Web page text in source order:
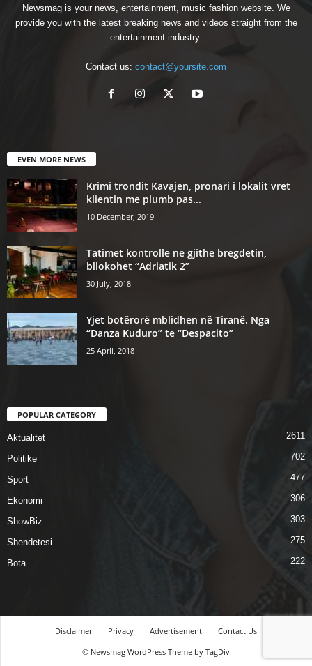
Newsmag is your news, entertainment, music fashion website. We
provide you with the latest breaking news and videos straight from the
entertainment industry.
Contact us: contact@yoursite.com
EVEN MORE NEWS
Krimi trondit Kavajen, pronari i lokalit vret
klientin me plumb pas...
10 December, 2019
Tatimet kontrolle ne gjithe bregdetin,
bllokohet “Adriatik 2”
30 July, 2018
Yjet botërorë mblidhen në Tiranë. Nga
“Danza Kuduro” te “Despacito”
25 April, 2018
POPULAR CATEGORY
Aktualitet 2611
Politike 702
Sport 477
Ekonomi 306
ShowBiz 303
Shendetesi 275
Bota 222
Disclaimer Privacy Advertisement
Contact Us
© Newsmag WordPress Theme by TagDiv